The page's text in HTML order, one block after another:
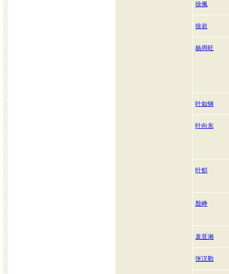
徐佩
徐岩
杨周旺
叶如钢
叶向东
叶郁
殷峥
袁亚湘
张汉勤